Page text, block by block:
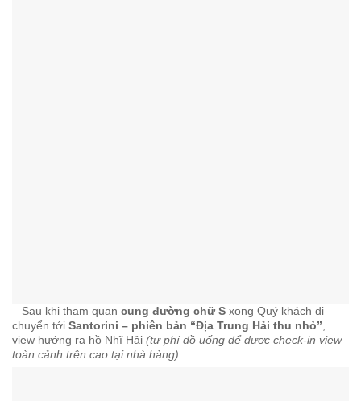
– Sau khi tham quan cung đường chữ S xong Quý khách di
chuyển tới Santorini – phiên bản “Địa Trung Hải thu nhỏ”
view hướng ra hồ Nhĩ Hải (tự phí đồ uống để được check-in view
toàn cảnh trên cao tại nhà hàng)